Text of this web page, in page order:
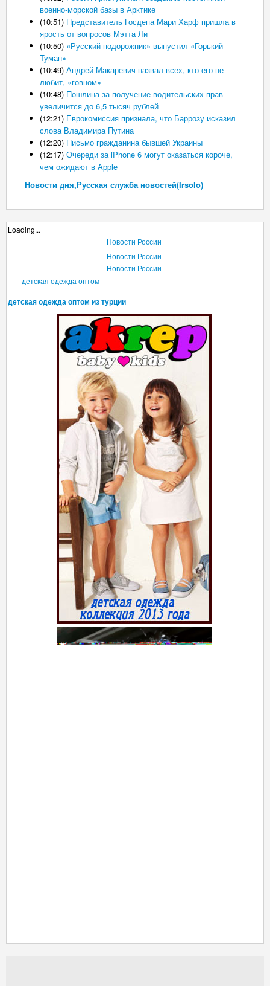
военно-морской базы в Арктике
(10:51) Представитель Госдепа Мари Харф пришла в
ярость от вопросов Мэтта Ли
(10:50) «Русский подорожник» выпустил «Горький
Туман»
(10:49) Андрей Макаревич назвал всех, кто его не
любит, «говном»
(10:48) Пошлина за получение водительских прав
увеличится до 6,5 тысяч рублей
(12:21) Еврокомиссия признала, что Баррозу исказил
слова Владимира Путина
(12:20) Письмо гражданина бывшей Украины
(12:17) Очереди за iPhone 6 могут оказаться короче,
чем ожидают в Apple
Новости дня,Русская служба новостей(Irsolo)
Loading...
Новости России
Новости России
Новости России
детская одежда оптом
детская одежда оптом из турции